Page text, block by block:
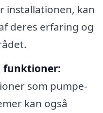
installationen, kan
deres erfaring og
funktioner:
som pumpe-
kan også